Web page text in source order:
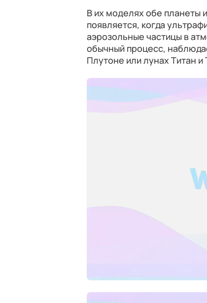
В их моделях обе планеты
появляется, когда
аэрозольные частицы в
обычный процесс,
Плутоне или лунах Титан и